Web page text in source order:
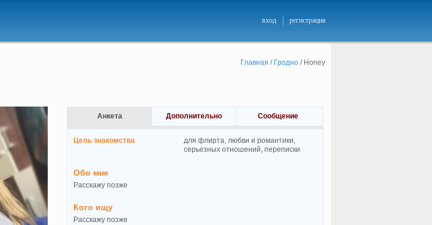
вход регистрация
Главная / Гродно/ Honey
Анкета Дополнительно Сообщение
Цель знакомства
для флирта, любви и романтики,
cерьезных отношений, переписки
Обо мне
Расскажу позже
Кого ищу
Расскажу позже